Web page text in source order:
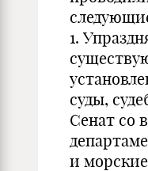
1.
суды,
Сенат со
и